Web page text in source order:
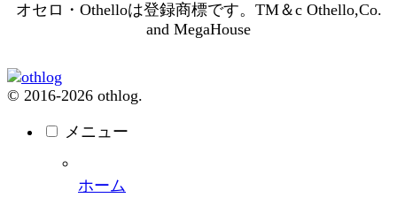
オセロ・Othelloは登録商標です。TM＆c Othello,Co.
and MegaHouse
© 2016-2026 othlog.
メニュー
ホーム